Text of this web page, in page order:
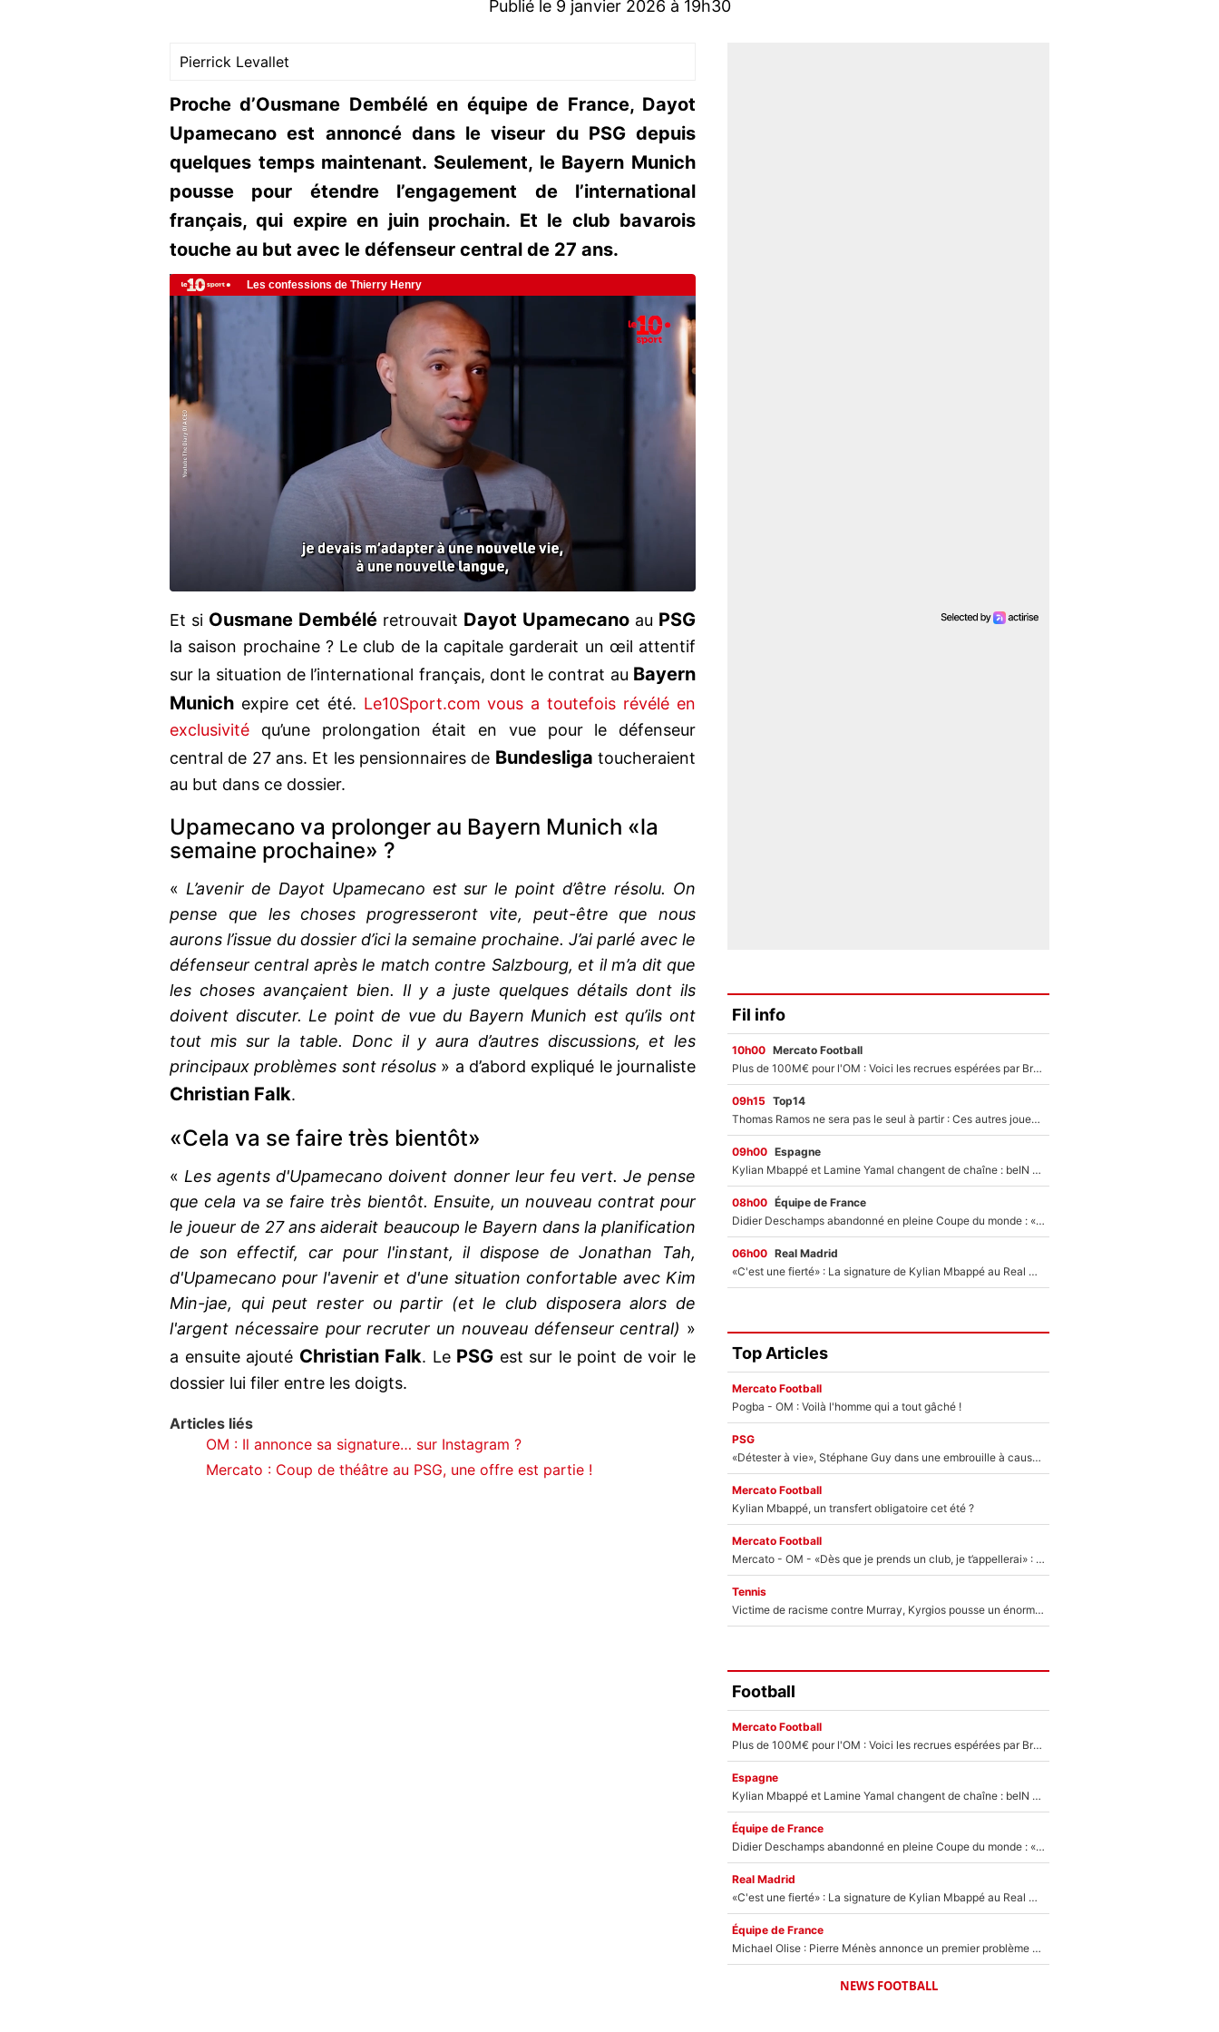
Publié le 9 janvier 2026 à 19h30
Pierrick Levallet
Proche d’Ousmane Dembélé en équipe de France, Dayot
Upamecano est annoncé dans le viseur du PSG depuis
quelques temps maintenant. Seulement, le Bayern Munich
pousse pour étendre l’engagement de l’international
français, qui expire en juin prochain. Et le club bavarois
touche au but avec le défenseur central de 27 ans.
Et si Ousmane Dembélé retrouvait Dayot Upamecano au PSG
la saison prochaine ? Le club de la capitale garderait un œil attentif
sur la situation de l’international français, dont le contrat au Bayern
Munich expire cet été. Le10Sport.com vous a toutefois révélé en
exclusivité qu’une prolongation était en vue pour le défenseur
central de 27 ans. Et les pensionnaires de Bundesliga toucheraient
au but dans ce dossier.
Upamecano va prolonger au Bayern Munich «la
semaine prochaine» ?
« L’avenir de Dayot Upamecano est sur le point d’être résolu. On
pense que les choses progresseront vite, peut-être que nous
aurons l’issue du dossier d’ici la semaine prochaine. J’ai parlé avec le
défenseur central après le match contre Salzbourg, et il m’a dit que
les choses avançaient bien. Il y a juste quelques détails dont ils
doivent discuter. Le point de vue du Bayern Munich est qu’ils ont
tout mis sur la table. Donc il y aura d’autres discussions, et les
principaux problèmes sont résolus » a d’abord expliqué le journaliste
Christian Falk.
«Cela va se faire très bientôt»
«Les agents d'Upamecano doivent donner leur feu vert. Je pense
que cela va se faire très bientôt. Ensuite, un nouveau contrat pour
le joueur de 27 ans aiderait beaucoup le Bayern dans la planification
de son effectif, car pour l'instant, il dispose de Jonathan Tah,
d'Upamecano pour l'avenir et d'une situation confortable avec Kim
Min-jae, qui peut rester ou partir (et le club disposera alors de
l'argent nécessaire pour recruter un nouveau défenseur central) »
a ensuite ajouté Christian Falk. Le PSG est sur le point de voir le
dossier lui filer entre les doigts.
Articles liés
OM : Il annonce sa signature… sur Instagram ?
Mercato : Coup de théâtre au PSG, une offre est partie !
Fil info
10h00 Mercato Football
Plus de 100M€ pour l'OM : Voici les recrues espérées par Bruno Genesio et Grégory Lorenzi après l’opération dégraissage
09h15 Top14
Thomas Ramos ne sera pas le seul à partir : Ces autres joueurs du XV de France pourraient aussi quitter le Stade Toulousain, un club de Top 14 est déjà sur les rangs
09h00 Espagne
Kylian Mbappé et Lamine Yamal changent de chaîne : beIN SPORTS ne digère pas cette décision historique et prédit un fiasco pour la Liga
08h00 Équipe de France
Didier Deschamps abandonné en pleine Coupe du monde : «La FFF était déjà passée à Zinedine Zidane»
06h00 Real Madrid
«C'est une fierté» : La signature de Kylian Mbappé au Real Madrid continue de régaler l'Espagne
Top Articles
Mercato Football
Pogba - OM : Voilà l'homme qui a tout gâché !
PSG
«Détester à vie», Stéphane Guy dans une embrouille à cause du PSG !
Mercato Football
Kylian Mbappé, un transfert obligatoire cet été ?
Mercato Football
Mercato - OM - «Dès que je prends un club, je t’appellerai» : La promesse de Marcelino au moment de claquer la porte
Tennis
Victime de racisme contre Murray, Kyrgios pousse un énorme coup de gueule !
Football
Mercato Football
Plus de 100M€ pour l'OM : Voici les recrues espérées par Bruno Genesio et Grégory Lorenzi après l’opération dégraissage
Espagne
Kylian Mbappé et Lamine Yamal changent de chaîne : beIN SPORTS ne digère pas cette décision historique et prédit un fiasco pour la Liga
Équipe de France
Didier Deschamps abandonné en pleine Coupe du monde : «La FFF était déjà passée à Zinedine Zidane»
Real Madrid
«C'est une fierté» : La signature de Kylian Mbappé au Real Madrid continue de régaler l'Espagne
Équipe de France
Michael Olise : Pierre Ménès annonce un premier problème pour Zinedine Zidane en équipe de France
NEWS FOOTBALL